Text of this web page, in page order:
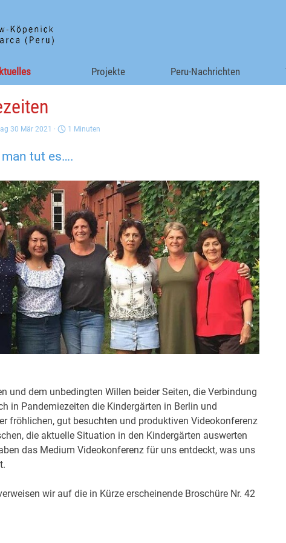
Menü überspringen
▼ ▼
Projekte Peru-Nachrichten
30 Mär 2021 ·
1 Minuten
tut es….
und dem unbedingten Willen beider Seiten, die Verbindung
in Pandemiezeiten die Kindergärten in Berlin und
fröhlichen, gut besuchten und produktiven Videokonferenz
die aktuelle Situation in den Kindergärten auswerten
das Medium Videokonferenz für uns entdeckt, was uns
wir auf die in Kürze erscheinende Broschüre Nr. 42